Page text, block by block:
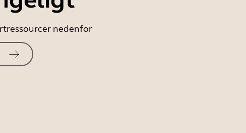
nedenfor